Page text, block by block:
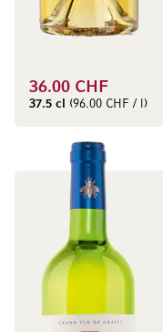
36.00 CHF
37.5 cl (96.00 CHF / l)